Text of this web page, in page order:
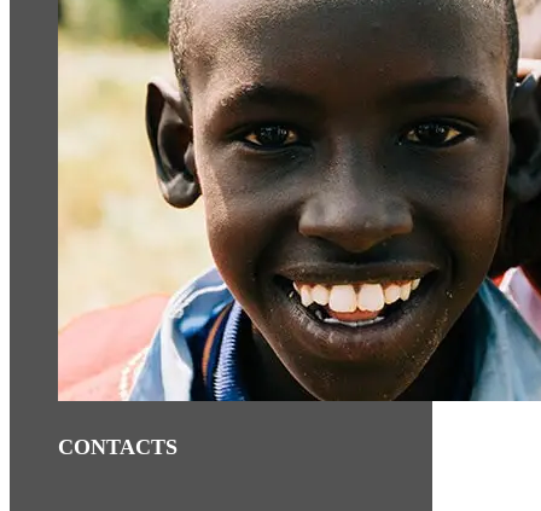
CONTACTS